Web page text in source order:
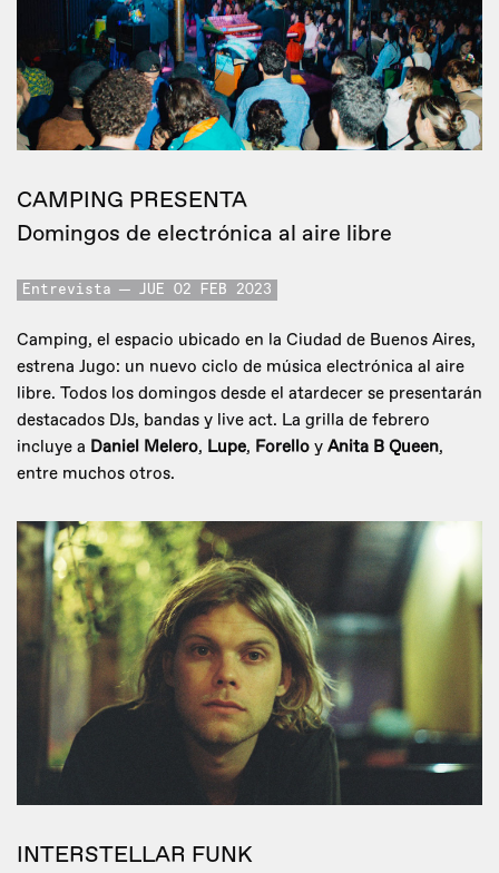
CAMPING PRESENTA
Domingos de electrónica al aire libre
Entrevista JUE 02 FEB 2023
Camping, el espacio ubicado en la Ciudad de Buenos Aires,
estrena Jugo: un nuevo ciclo de música electrónica al aire
libre. Todos los domingos desde el atardecer se presentarán
destacados DJs, bandas y live act. La grilla de febrero
incluye a Daniel Melero, Lupe, Forello y Anita B Queen,
entre muchos otros.
INTERSTELLAR FUNK